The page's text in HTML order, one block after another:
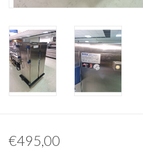
€495,00